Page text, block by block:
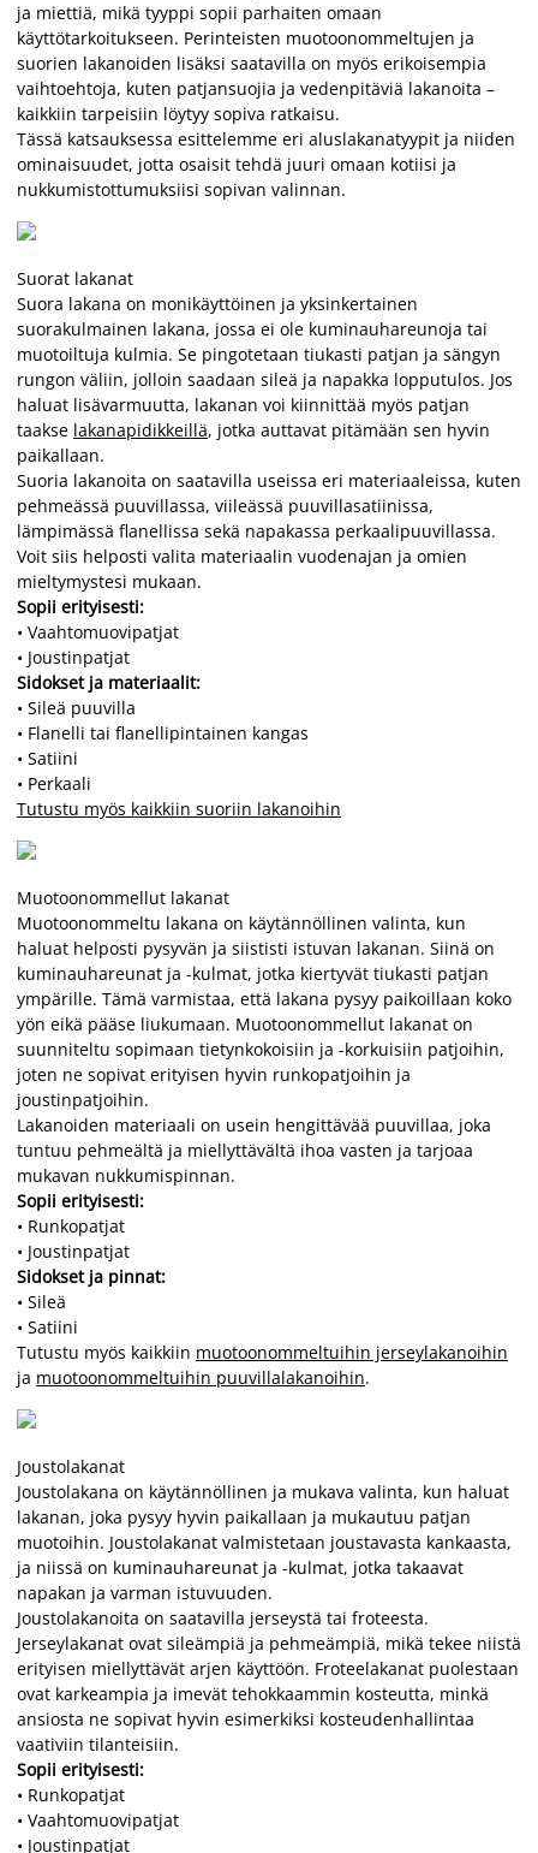
ja miettiä, mikä tyyppi sopii parhaiten omaan
käyttötarkoitukseen. Perinteisten muotoonommeltujen ja
suorien lakanoiden lisäksi saatavilla on myös erikoisempia
vaihtoehtoja, kuten patjansuojia ja vedenpitäviä lakanoita –
kaikkiin tarpeisiin löytyy sopiva ratkaisu.
Tässä katsauksessa esittelemme eri aluslakanatyypit ja niiden
ominaisuudet, jotta osaisit tehdä juuri omaan kotiisi ja
nukkumistottumuksiisi sopivan valinnan.
Suorat lakanat
Suora lakana on monikäyttöinen ja yksinkertainen
suorakulmainen lakana, jossa ei ole kuminauhareunoja tai
muotoiltuja kulmia. Se pingotetaan tiukasti patjan ja sängyn
rungon väliin, jolloin saadaan sileä ja napakka lopputulos. Jos
haluat lisävarmuutta, lakanan voi kiinnittää myös patjan
taakse lakanapidikkeillä, jotka auttavat pitämään sen hyvin
paikallaan.
Suoria lakanoita on saatavilla useissa eri materiaaleissa, kuten
pehmeässä puuvillassa, viileässä puuvillasatiinissa,
lämpimässä flanellissa sekä napakassa perkaalipuuvillassa.
Voit siis helposti valita materiaalin vuodenajan ja omien
mieltymystesi mukaan.
Sopii erityisesti:
• Vaahtomuovipatjat
• Joustinpatjat
Sidokset ja materiaalit:
• Sileä puuvilla
• Flanelli tai flanellipintainen kangas
• Satiini
• Perkaali
Tutustu myös kaikkiin suoriin lakanoihin
Muotoonommellut lakanat
Muotoonommeltu lakana on käytännöllinen valinta, kun
haluat helposti pysyvän ja siististi istuvan lakanan. Siinä on
kuminauhareunat ja -kulmat, jotka kiertyvät tiukasti patjan
ympärille. Tämä varmistaa, että lakana pysyy paikoillaan koko
yön eikä pääse liukumaan. Muotoonommellut lakanat on
suunniteltu sopimaan tietynkokoisiin ja -korkuisiin patjoihin,
joten ne sopivat erityisen hyvin runkopatjoihin ja
joustinpatjoihin.
Lakanoiden materiaali on usein hengittävää puuvillaa, joka
tuntuu pehmeältä ja miellyttävältä ihoa vasten ja tarjoaa
mukavan nukkumispinnan.
Sopii erityisesti:
• Runkopatjat
• Joustinpatjat
Sidokset ja pinnat:
• Sileä
• Satiini
Tutustu myös kaikkiin muotoonommeltuihin jerseylakanoihin
ja muotoonommeltuihin puuvillalakanoihin.
Joustolakanat
Joustolakana on käytännöllinen ja mukava valinta, kun haluat
lakanan, joka pysyy hyvin paikallaan ja mukautuu patjan
muotoihin. Joustolakanat valmistetaan joustavasta kankaasta,
ja niissä on kuminauhareunat ja -kulmat, jotka takaavat
napakan ja varman istuvuuden.
Joustolakanoita on saatavilla jerseystä tai froteesta.
Jerseylakanat ovat sileämpiä ja pehmeämpiä, mikä tekee niistä
erityisen miellyttävät arjen käyttöön. Froteelakanat puolestaan
ovat karkeampia ja imevät tehokkaammin kosteutta, minkä
ansiosta ne sopivat hyvin esimerkiksi kosteudenhallintaa
vaativiin tilanteisiin.
Sopii erityisesti:
• Runkopatjat
• Vaahtomuovipatjat
• Joustinpatjat